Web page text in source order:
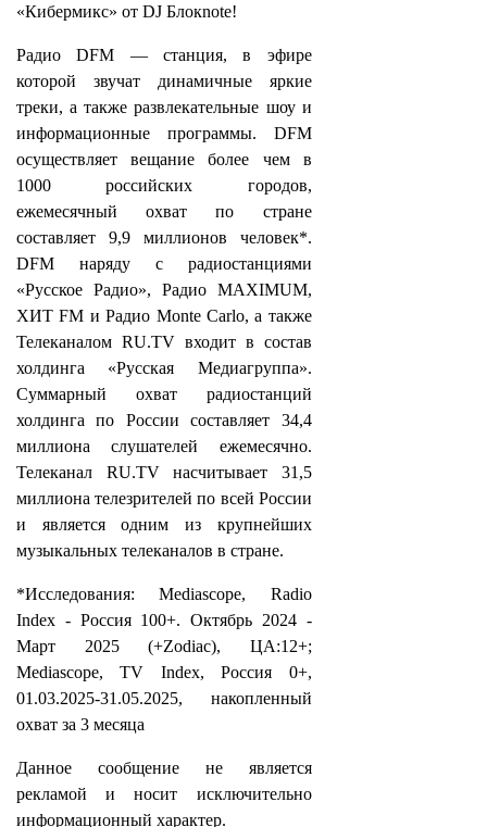
«Кибермикс» от DJ Блокnote!
Радио DFM –– станция, в эфире
которой звучат динамичные яркие
треки, а также развлекательные шоу и
информационные программы. DFM
осуществляет вещание более чем в
1000 российских городов,
ежемесячный охват по стране
составляет 9,9 миллионов человек*.
DFM наряду с радиостанциями
«Русское Радио», Радио MAXIMUM,
ХИТ FM и Радио Monte Carlo, а также
Телеканалом RU.TV входит в состав
холдинга «Русская Медиагруппа».
Суммарный охват радиостанций
холдинга по России составляет 34,4
миллиона слушателей ежемесячно.
Телеканал RU.TV насчитывает 31,5
миллиона телезрителей по всей России
и является одним из крупнейших
музыкальных телеканалов в стране.
*Исследования: Mediascope, Radio
Index - Россия 100+. Октябрь 2024 -
Март 2025 (+Zodiac), ЦА:12+;
Mediascope, TV Index, Россия 0+,
01.03.2025-31.05.2025, накопленный
охват за 3 месяца
Данное сообщение не является
рекламой и носит исключительно
информационный характер.